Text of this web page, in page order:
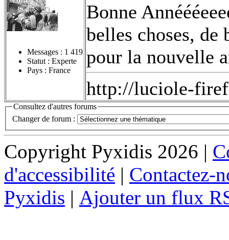
Messages : 1 419
Statut : Experte
Pays : France
Bonne
belles choses, de
pour la nouvelle
http://luciole-
Consultez d'autres forums
Changer de forum :
Copyright Pyxidis 2026 |
d'accessibilité | Contactez-
Pyxidis | Ajouter un flux